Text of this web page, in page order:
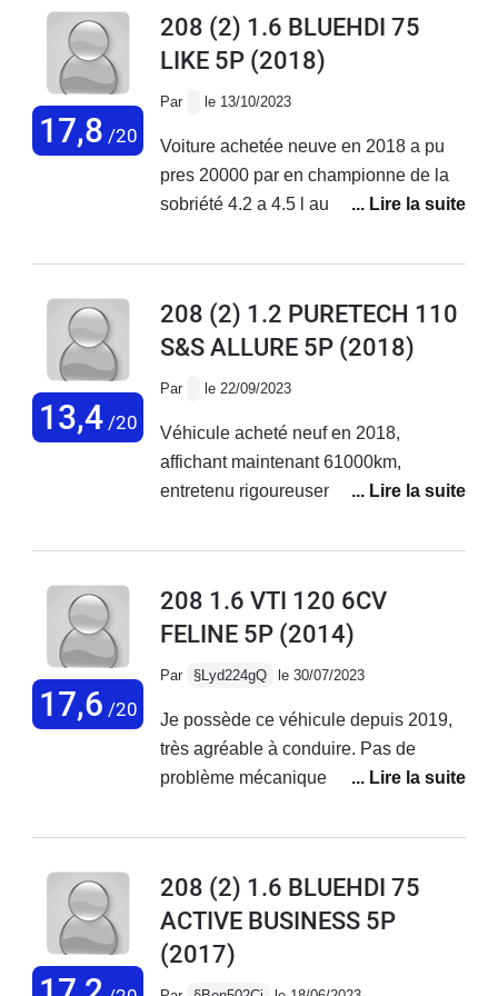
euros de réparations voiture non
réparée reprise par une garage
17,8 /20
208 (2) 1.6 BLUEHDI 75
LIKE 5P (2018)
Par le 13/10/2023
Voiture achetée neuve en 2018 a pu
pres 20000 par en championne de la
sobriété 4.2 a 4.5 l au 100km pas de
probleme
13,4/20
208 (2) 1.2 PURETECH 110
S&S ALLURE 5P (2018)
Par le 22/09/2023
Véhicule acheté neuf en 2018,
affichant maintenant 61000km,
entretenu rigoureusement dans le
confortable, agréable à conduire mais
17,6 /20
208 1.6 VTI 120 6CV
FELINE 5P (2014)
Par §Lyd224gQ le 30/07/2023
Je possède ce véhicule depuis 2019,
très agréable à conduire. Pas de
problème mécanique rencontré, seule
qui m'a quand même coûté 800€.
mais je déconseille aux usagers qui
empruntent régulièrement l'autoroute il
manque vraiment une 6ème vitesse,
208 (2) 1.6 BLUEHDI 75
ACTIVE BUSINESS 5P
(2017)